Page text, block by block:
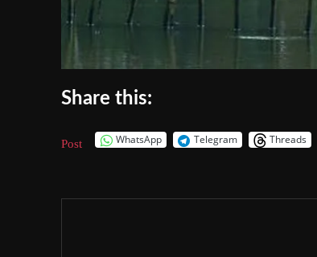
Share this:
Post WhatsApp Telegram Threads